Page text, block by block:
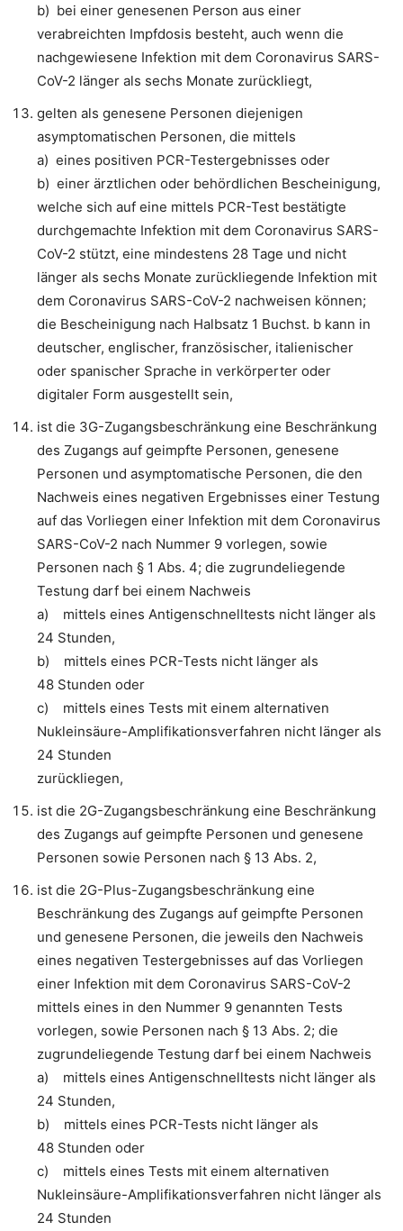
b) bei einer genesenen Person aus einer
verabreichten Impfdosis besteht, auch wenn die
nachgewiesene Infektion mit dem Coronavirus SARS-
CoV-2 länger als sechs Monate zurückliegt,
gelten als genesene Personen diejenigen
asymptomatischen Personen, die mittels
a) eines positiven PCR-Testergebnisses oder
b) einer ärztlichen oder behördlichen Bescheinigung,
welche sich auf eine mittels PCR-Test bestätigte
durchgemachte Infektion mit dem Coronavirus SARS-
CoV-2 stützt, eine mindestens 28 Tage und nicht
länger als sechs Monate zurückliegende Infektion mit
dem Coronavirus SARS-CoV-2 nachweisen können;
die Bescheinigung nach Halbsatz 1 Buchst. b kann in
deutscher, englischer, französischer, italienischer
oder spanischer Sprache in verkörperter oder
digitaler Form ausgestellt sein,
ist die 3G-Zugangsbeschränkung eine Beschränkung
des Zugangs auf geimpfte Personen, genesene
Personen und asymptomatische Personen, die den
Nachweis eines negativen Ergebnisses einer Testung
auf das Vorliegen einer Infektion mit dem Coronavirus
SARS-CoV-2 nach Nummer 9 vorlegen, sowie
Personen nach § 1 Abs. 4; die zugrundeliegende
Testung darf bei einem Nachweis
a) mittels eines Antigenschnelltests nicht länger als
24 Stunden,
b) mittels eines PCR-Tests nicht länger als
48 Stunden oder
c) mittels eines Tests mit einem alternativen
Nukleinsäure-Amplifikationsverfahren nicht länger als
24 Stunden
zurückliegen,
ist die 2G-Zugangsbeschränkung eine Beschränkung
des Zugangs auf geimpfte Personen und genesene
Personen sowie Personen nach § 13 Abs. 2,
ist die 2G-Plus-Zugangsbeschränkung eine
Beschränkung des Zugangs auf geimpfte Personen
und genesene Personen, die jeweils den Nachweis
eines negativen Testergebnisses auf das Vorliegen
einer Infektion mit dem Coronavirus SARS-CoV-2
mittels eines in den Nummer 9 genannten Tests
vorlegen, sowie Personen nach § 13 Abs. 2; die
zugrundeliegende Testung darf bei einem Nachweis
a) mittels eines Antigenschnelltests nicht länger als
24 Stunden,
b) mittels eines PCR-Tests nicht länger als
48 Stunden oder
c) mittels eines Tests mit einem alternativen
Nukleinsäure-Amplifikationsverfahren nicht länger als
24 Stunden